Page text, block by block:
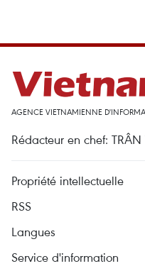
AGENCE VIETNAMIENNE
Rédacteur en chef:
Propriété intellectuelle
RSS
Langues
Service d'information